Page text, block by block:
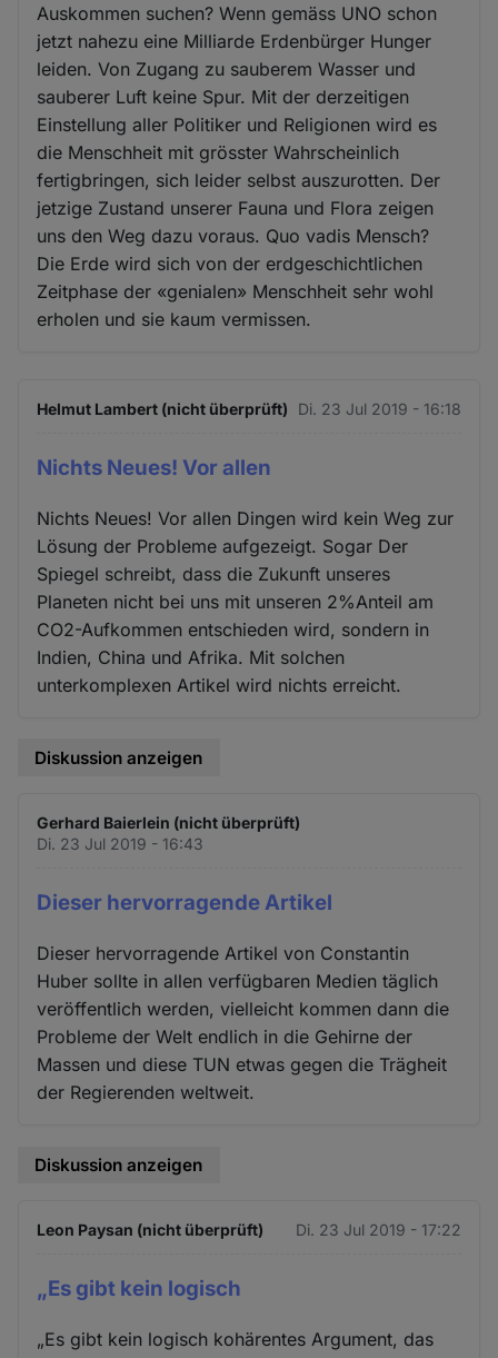
Auskommen suchen? Wenn gemäss UNO schon
jetzt nahezu eine Milliarde Erdenbürger Hunger
leiden. Von Zugang zu sauberem Wasser und
sauberer Luft keine Spur. Mit der derzeitigen
Einstellung aller Politiker und Religionen wird es
die Menschheit mit grösster Wahrscheinlich
fertigbringen, sich leider selbst auszurotten. Der
jetzige Zustand unserer Fauna und Flora zeigen
uns den Weg dazu voraus. Quo vadis Mensch?
Die Erde wird sich von der erdgeschichtlichen
Zeitphase der «genialen» Menschheit sehr wohl
erholen und sie kaum vermissen.
Helmut Lambert (nicht überprüft) Di. 23 Jul 2019 - 16:18
Nichts Neues! Vor allen
Nichts Neues! Vor allen Dingen wird kein Weg zur
Lösung der Probleme aufgezeigt. Sogar Der
Spiegel schreibt, dass die Zukunft unseres
Planeten nicht bei uns mit unseren 2%Anteil am
CO2-Aufkommen entschieden wird, sondern in
Indien, China und Afrika. Mit solchen
unterkomplexen Artikel wird nichts erreicht.
Diskussion anzeigen
Gerhard Baierlein (nicht überprüft)
Di. 23 Jul 2019 - 16:43
Dieser hervorragende Artikel
Dieser hervorragende Artikel von Constantin
Huber sollte in allen verfügbaren Medien täglich
veröffentlich werden, vielleicht kommen dann die
Probleme der Welt endlich in die Gehirne der
Massen und diese TUN etwas gegen die Trägheit
der Regierenden weltweit.
Diskussion anzeigen
Leon Paysan (nicht überprüft) Di. 23 Jul 2019 - 17:22
„Es gibt kein logisch
„Es gibt kein logisch kohärentes Argument, das